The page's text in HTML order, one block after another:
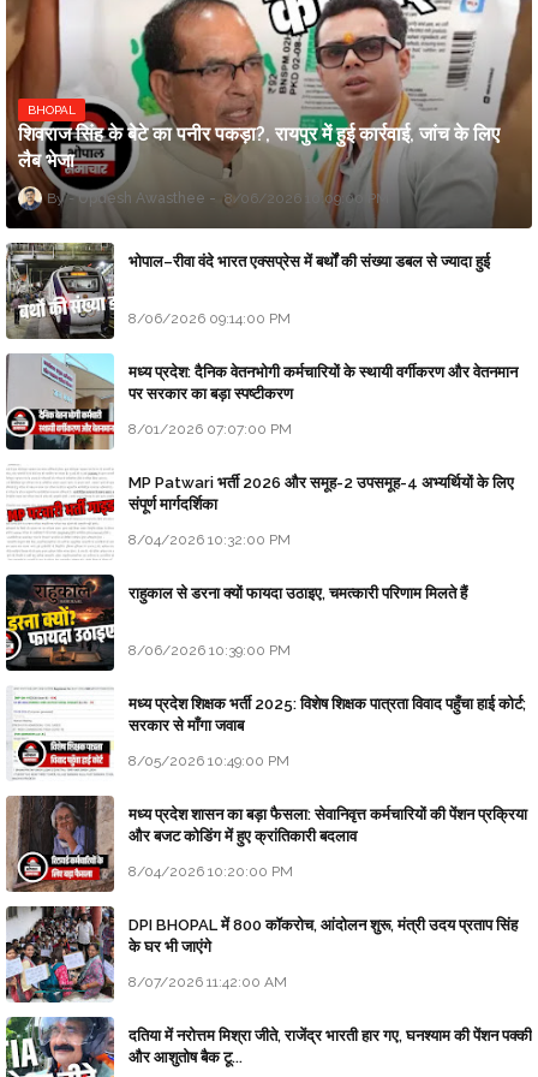
BHOPAL
शिवराज सिंह के बेटे का पनीर पकड़ा?, रायपुर में हुई कार्रवाई, जांच के लिए
लैब भेजा
Updesh Awasthee 8/06/2026 10:09:00 PM
भोपाल–रीवा वंदे भारत एक्सप्रेस में बर्थों की संख्या डबल से ज्यादा हुई
8/06/2026 09:14:00 PM
मध्य प्रदेश: दैनिक वेतनभोगी कर्मचारियों के स्थायी वर्गीकरण और वेतनमान
पर सरकार का बड़ा स्पष्टीकरण
8/01/2026 07:07:00 PM
MP Patwari भर्ती 2026 और समूह-2 उपसमूह-4 अभ्यर्थियों के लिए
संपूर्ण मार्गदर्शिका
8/04/2026 10:32:00 PM
राहुकाल से डरना क्यों फायदा उठाइए, चमत्कारी परिणाम मिलते हैं
8/06/2026 10:39:00 PM
मध्य प्रदेश शिक्षक भर्ती 2025: विशेष शिक्षक पात्रता विवाद पहुँचा हाई कोर्ट;
सरकार से माँगा जवाब
8/05/2026 10:49:00 PM
मध्य प्रदेश शासन का बड़ा फैसला: सेवानिवृत्त कर्मचारियों की पेंशन प्रक्रिया
और बजट कोडिंग में हुए क्रांतिकारी बदलाव
8/04/2026 10:20:00 PM
DPI BHOPAL में 800 कॉकरोच, आंदोलन शुरू, मंत्री उदय प्रताप सिंह
के घर भी जाएंगे
8/07/2026 11:42:00 AM
दतिया में नरोत्तम मिश्रा जीते, राजेंद्र भारती हार गए, घनश्याम की पेंशन पक्की
और आशुतोष बैक टू...